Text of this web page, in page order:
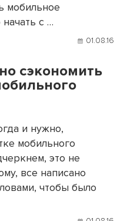
мобильное
с …
01.08.16
сэкономить
и нужно,
мобильного
это не
все написано
чтобы было